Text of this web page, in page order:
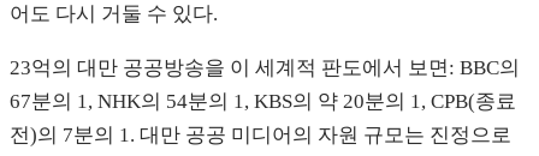
어도 다시 거둘 수 있다.
23억의 대만 공공방송을 이 세계적 판도에서 보면: BBC의
67분의 1, NHK의 54분의 1, KBS의 약 20분의 1, CPB(종료
전)의 7분의 1. 대만 공공 미디어의 자원 규모는 진정으로